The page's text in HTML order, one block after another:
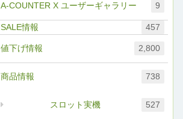
A-COUNTER X ユーザーギャラリー 9
457
値下げ情報 2,800
商品情報 738
スロット実機 527